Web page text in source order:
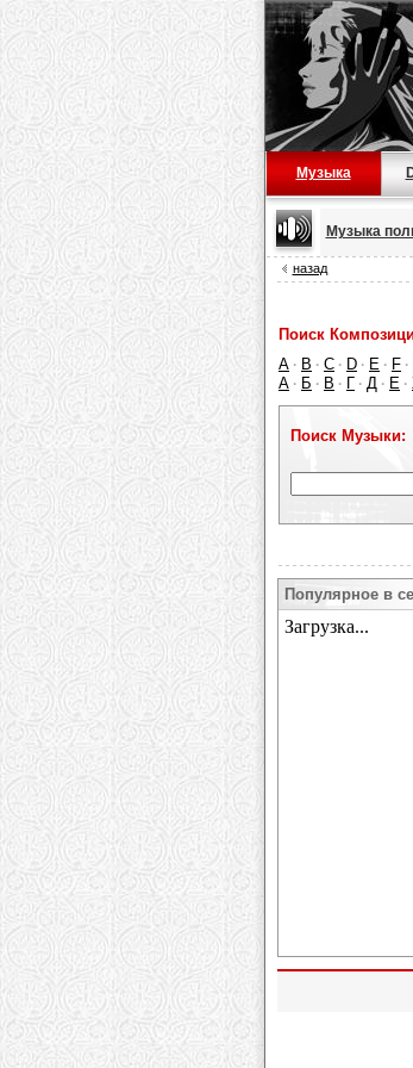
Музыка
Музыка
назад
Поиск
A · B · C · D · E · F ·
А · Б · В · Г · Д · Е ·
Поиск Музыки:
Популярное в